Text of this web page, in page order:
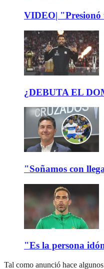
VIDEO| "Presionó
¿DEBUTA EL
"Soñamos con
"Es la persona
Tal como anunció hace